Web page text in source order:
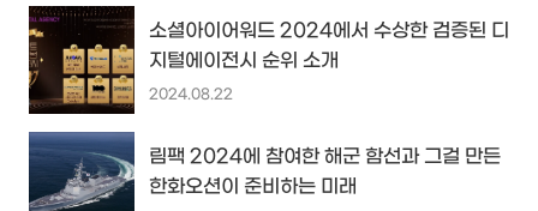
소셜아이어워드 2024에서 수상한 검증된 디
지털에이전시 순위 소개
2024.08.22
림팩 2024에 참여한 해군 함선과 그걸 만든
한화오션이 준비하는 미래